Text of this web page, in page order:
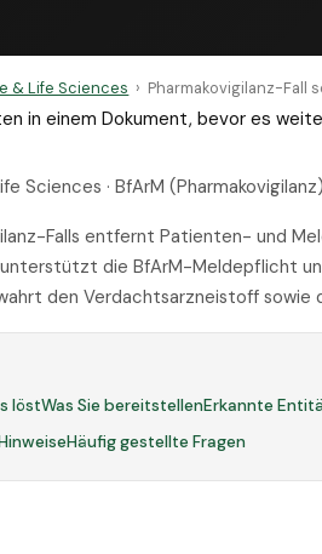
& Life Sciences › Pharmakovigilanz-Fall
in einem Dokument, bevor es
Sciences · BfArM
Falls entfernt Patienten- und
die BfArM-Meldepflicht
den Verdachtsarzneistoff sowie
löstWas Sie bereitstellenErkannte
Häufig gestellte Fragen